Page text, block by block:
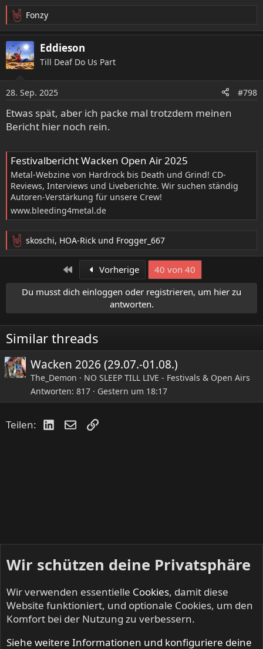
R
e
a
k
t
n
e
n
:
Fonzy
Eddieson
Till Deaf Do Us Part
28. Sep. 2025 #798
Etwas spät, aber ich packe mal trotzdem meinen
Bericht hier noch rein.
Festivalbericht Wacken Open Air 2025
Metal-Webzine von Hardrock bis Death und Grind! CD-
Reviews, Interviews und Liveberichte. Wir suchen ständig
Autoren-Verstärkung für unsere Crew!
www.bleeding4metal.de
R
e
o
n
e
n
:
skoschi, HOA-Rick und Frogger_667
Erste Vorherige
40 von 40
Du musst dich einloggen oder registrieren, um hier zu
antworten.
Similar threads
Wacken 2026 (29.07.-01.08.)
The_Demon
NO SLEEP TILL LIVE - Festivals & Open Airs
Antworten 817 Gestern um 18:17
Teilen: LinkedIn
E-MailLink
NO SLEEP TILL LIVE - Festivals & Open Airs
Wir schützen deine Privatsphäre
Wir verwenden essentielle Cookies, damit diese
Website funktioniert, und optionale Cookies, um den
Komfort bei der Nutzung zu verbessern.
Siehe weitere Informationen und konfiguriere deine